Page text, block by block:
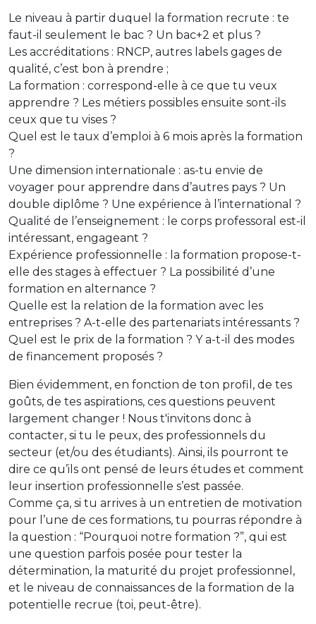
Le niveau à partir duquel la formation recrute : te
faut-il seulement le bac ? Un bac+2 et plus ?
Les accréditations : RNCP, autres labels gages de
qualité, c’est bon à prendre ;
La formation : correspond-elle à ce que tu veux
apprendre ? Les métiers possibles ensuite sont-ils
ceux que tu vises ?
Quel est le taux d’emploi à 6 mois après la formation
?
Une dimension internationale : as-tu envie de
voyager pour apprendre dans d’autres pays ? Un
double diplôme ? Une expérience à l’international ?
Qualité de l’enseignement : le corps professoral est-il
intéressant, engageant ?
Expérience professionnelle : la formation propose-t-
elle des stages à effectuer ? La possibilité d’une
formation en alternance ?
Quelle est la relation de la formation avec les
entreprises ? A-t-elle des partenariats intéressants ?
Quel est le prix de la formation ? Y a-t-il des modes
de financement proposés ?
Bien évidemment, en fonction de ton profil, de tes
goûts, de tes aspirations, ces questions peuvent
largement changer ! Nous t'invitons donc à
contacter, si tu le peux, des professionnels du
secteur (et/ou des étudiants). Ainsi, ils pourront te
dire ce qu’ils ont pensé de leurs études et comment
leur insertion professionnelle s’est passée.
Comme ça, si tu arrives à un entretien de motivation
pour l’une de ces formations, tu pourras répondre à
la question : “Pourquoi notre formation ?”, qui est
une question parfois posée pour tester la
détermination, la maturité du projet professionnel,
et le niveau de connaissances de la formation de la
potentielle recrue (toi, peut-être).